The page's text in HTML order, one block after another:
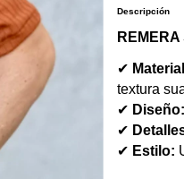
Descripción
✔
textura
✔ Diseño:
✔
✔ Estilo: